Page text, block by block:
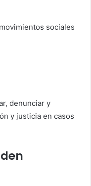
sociales
denunciar y
y justicia en casos